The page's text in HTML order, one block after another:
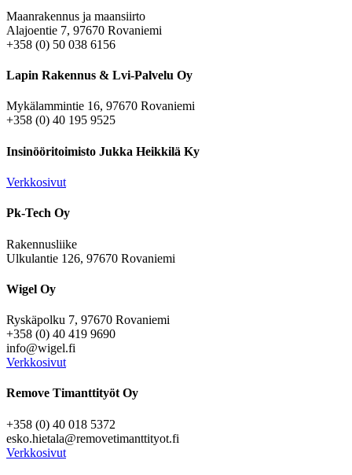
Maanrakennus ja maansiirto
Alajoentie 7, 97670 Rovaniemi
+358 (0) 50 038 6156
Lapin Rakennus & Lvi-Palvelu Oy
Mykälammintie 16, 97670 Rovaniemi
+358 (0) 40 195 9525
Insinööritoimisto Jukka Heikkilä Ky
Verkkosivut
Pk-Tech Oy
Rakennusliike
Ulkulantie 126, 97670 Rovaniemi
Wigel Oy
Ryskäpolku 7, 97670 Rovaniemi
+358 (0) 40 419 9690
info@wigel.fi
Verkkosivut
Remove Timanttityöt Oy
+358 (0) 40 018 5372
esko.hietala@removetimanttityot.fi
Verkkosivut